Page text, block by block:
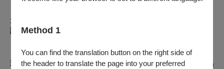
Method 1
You can find the translation button on the right side of
the header to translate the page into your preferred
走》作為與世界對話的窗口。這一轉變不僅彰顯了對當代社會
議題的深刻關注，也展示了在藝術表達上的創新探索。
《路之行走》已在多個重要國際舞台上展出，證明其作品在全
球藝術界的影響力和吸引力。近年展出包括2024年德國「威瑪